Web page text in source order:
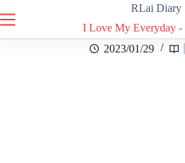
RLai Diary
I Love My Everyday
2023/01/29